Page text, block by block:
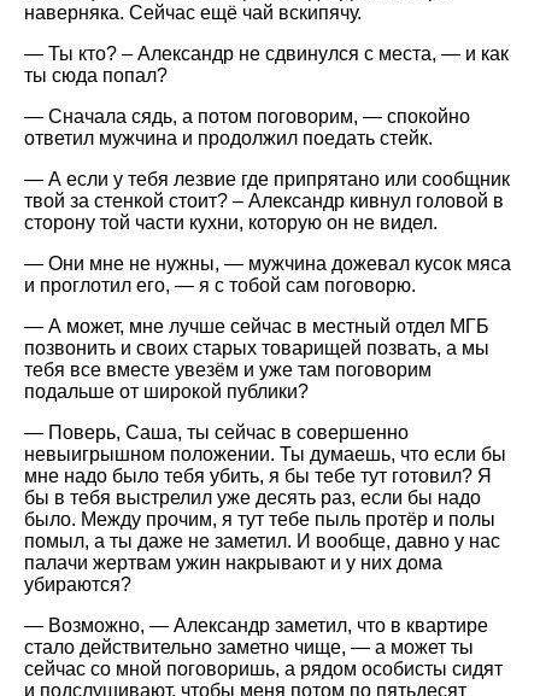
наверняка. Сейчас ещё чай вскипячу.
— Ты кто? – Александр не сдвинулся с места, — и как
ты сюда попал?
— Сначала сядь, а потом поговорим, — спокойно
ответил мужчина и продолжил поедать стейк.
— А если у тебя лезвие где припрятано или сообщник
твой за стенкой стоит? – Александр кивнул головой в
сторону той части кухни, которую он не видел.
— Они мне не нужны, — мужчина дожевал кусок мяса
и проглотил его, — я с тобой сам поговорю.
— А может, мне лучше сейчас в местный отдел МГБ
позвонить и своих старых товарищей позвать, а мы
тебя все вместе увезём и уже там поговорим
подальше от широкой публики?
— Поверь, Саша, ты сейчас в совершенно
невыигрышном положении. Ты думаешь, что если бы
мне надо было тебя убить, я бы тебе тут готовил? Я
бы в тебя выстрелил уже десять раз, если бы надо
было. Между прочим, я тут тебе пыль протёр и полы
помыл, а ты даже не заметил. И вообще, давно у нас
палачи жертвам ужин накрывают и у них дома
убираются?
— Возможно, — Александр заметил, что в квартире
стало действительно заметно чище, — а может ты
сейчас со мной поговоришь, а рядом особисты сидят
и подслушивают, чтобы меня потом по пятьдесят